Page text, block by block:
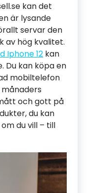
kan det
är lysande
servar den
av hög kvalitet.
Iphone 12 kan
Du kan köpa en
mobiltelefon
och gott på
du kan
du vill – till